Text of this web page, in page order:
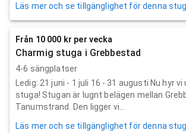
Läs mer och se tillgänglighet för denna
Från 10 000 kr per vecka
Charmig stuga i Grebbestad
4-6 sängplatser
Ledig: 21 juni - 1 juli 16 - 31 augusti Nu hyr
stuga! Stugan är lugnt belägen mellan
Tanumstrand. Den ligger vi...
Läs mer och se tillgänglighet för denna